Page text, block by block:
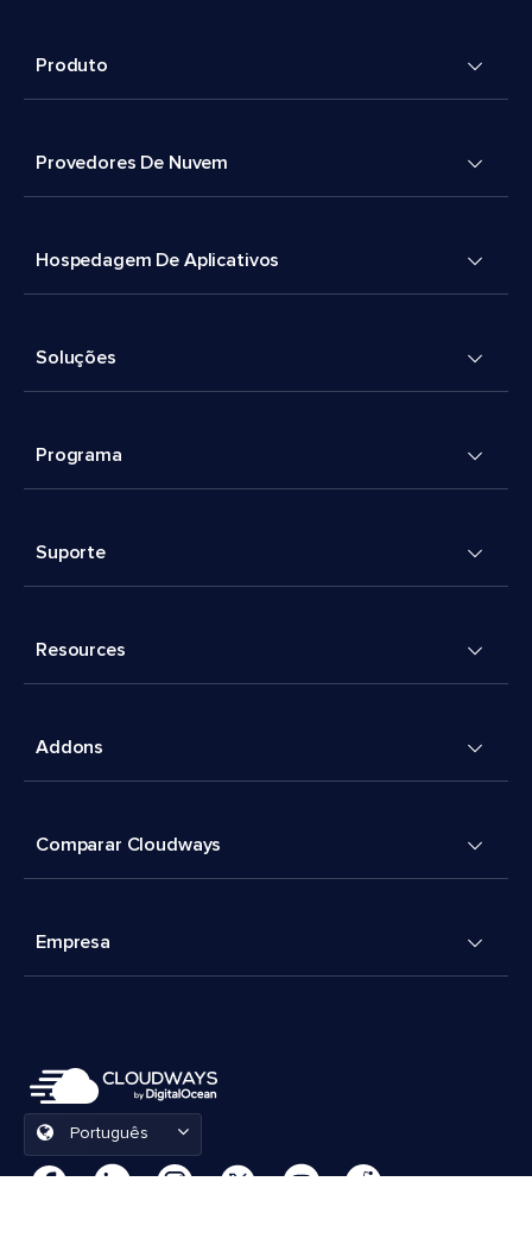
Produto
Provedores De Nuvem
Hospedagem De Aplicativos
Soluções
Programa
Suporte
Resources
Addons
Comparar Cloudways
Empresa
Português